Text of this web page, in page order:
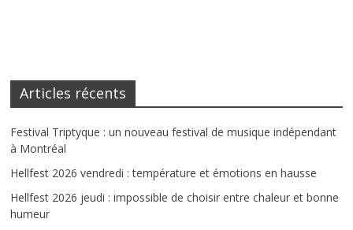
Articles récents
Festival Triptyque : un nouveau festival de musique indépendant
à Montréal
Hellfest 2026 vendredi : température et émotions en hausse
Hellfest 2026 jeudi : impossible de choisir entre chaleur et bonne
humeur